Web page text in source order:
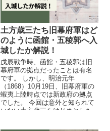
土方歳三たち旧幕府軍はど
のように函館・五稜郭へ入
城したか解説！
戊辰戦争時、函館・五稜郭は旧
幕府軍の拠点だったことは有名
です。 しかし、明治元年
（1868）10月19日、旧幕府軍の
蝦夷上陸時点では新政府の拠点
でした。 今回は意外と知られて
いない土方歳三をはじめとした